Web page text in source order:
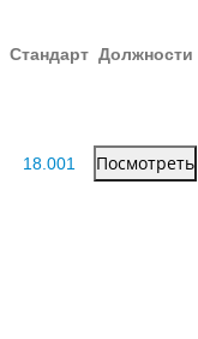
Стандарт Должности
18.001 Посмотреть